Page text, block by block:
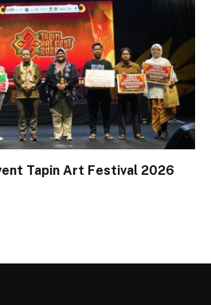
Tapin Art Festival 2026